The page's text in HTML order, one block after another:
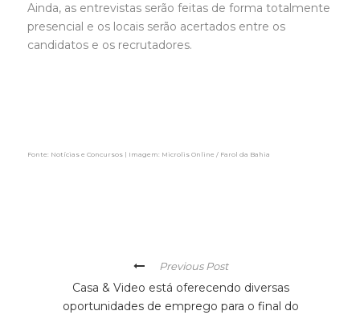
Ainda, as entrevistas serão feitas de forma totalmente
presencial e os locais serão acertados entre os
candidatos e os recrutadores.
Fonte: Notícias e Concursos | Imagem: Microlis Online / Farol da Bahia
Previous Post
Casa & Video está oferecendo diversas
oportunidades de emprego para o final do